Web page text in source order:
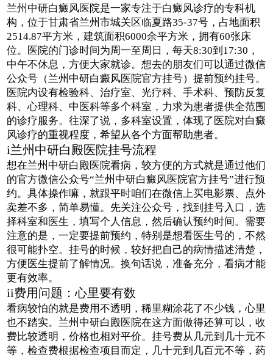
兰州中研白癜风医院是一家专注于白癜风诊疗的专科机
构，位于甘肃省兰州市城关区临夏路35-37号，占地面积
2514.87平方米，建筑面积6000余平方米，拥有60张床
位。医院的门诊时间为周一至周日，每天8:30到17:30，
中午不休息，方便大家就诊。想去的朋友们可以通过微信
公众号（兰州中研白癜风医院官方挂号）提前预约挂号。
医院内设有检验科、治疗室、光疗科、手术科、预防反复
科、心理科、中医科等多个科室，力求为患者提供全范围
的诊疗服务。往深了说，多科室设置，体现了医院对白癜
风诊疗的重视程度，希望从各个方面帮助患者。
i兰州中研白殿医院挂号流程
想在兰州中研白殿医院看病，较方便的方式就是通过他们
的官方微信公众号“兰州中研白癜风医院官方挂号”进行预
约。具体操作嘛，就跟平时咱们在微信上买电影票、点外
卖差不多，简单易懂。先关注公众号，找到挂号入口，选
择科室和医生，填写个人信息，然后确认预约时间。需要
注意的是，一定要提前预约，特别是想看医生号的，不然
很可能扑空。挂号的时候，较好把自己的病情描述清楚，
方便医生提前了解情况。换句话说，准备充分，看病才能
更有效率。
ii费用问题：心里要有数
看病较怕的就是费用不透明，稀里糊涂花了不少钱，心里
也不踏实。兰州中研白殿医院在这方面做得还算可以，收
费比较透明，价格也相对平价。挂号费从几元到几十元不
等，检查费根据检查项目而定，几十元到几百元不等，药